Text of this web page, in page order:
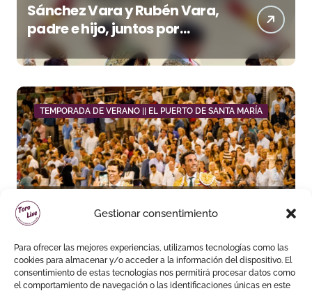
Gestionar consentimiento
Para ofrecer las mejores experiencias, utilizamos tecnologías como las
cookies para almacenar y/o acceder a la información del dispositivo. El
consentimiento de estas tecnologías nos permitirá procesar datos como
el comportamiento de navegación o las identificaciones únicas en este
Sánchez Vara y Rubén Vara,
padre e hijo, juntos por
primera vez en su pueblo
TEMPORADA DE VERANO || EL PUERTO DE SANTA MARÍA
David de Miranda sale a
hombros y Borja Jiménez
firma la faena de mayor
impacto en El Puerto